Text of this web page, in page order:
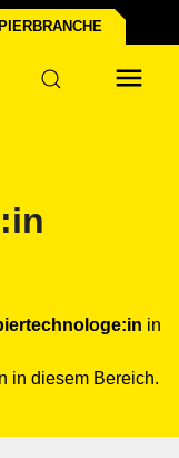
in
in diesem Bereich.